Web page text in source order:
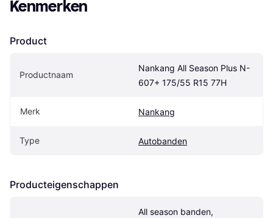
Kenmerken
Product
Productnaam
Nankang All Season Plus N-
607+ 175/55 R15 77H
Merk Nankang
Type Autobanden
Producteigenschappen
All season banden,